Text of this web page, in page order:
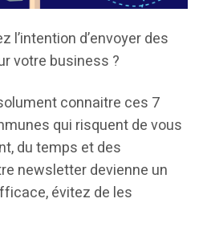
l’intention d’envoyer des
votre business ?
connaitre ces 7
qui risquent de vous
du temps et des
newsletter devienne un
évitez de les